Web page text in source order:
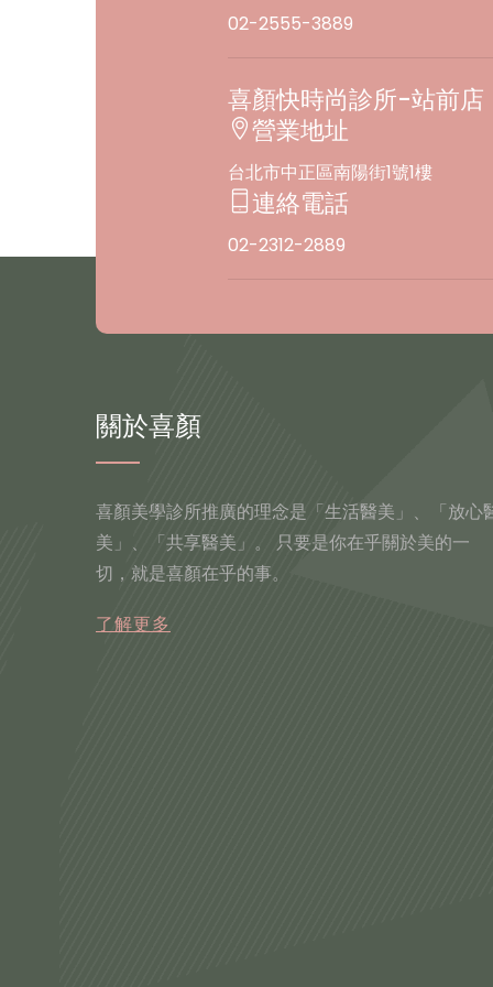
02-2555-3889
喜顏快時尚診所-站前店
營業地址
台北市中正區南陽街1號1樓
連絡電話
02-2312-2889
關於喜顏
喜顏美學診所推廣的理念是「生活醫美」、「放心
美」、「共享醫美」。 只要是你在乎關於美的一
切，就是喜顏在乎的事。
了解更多